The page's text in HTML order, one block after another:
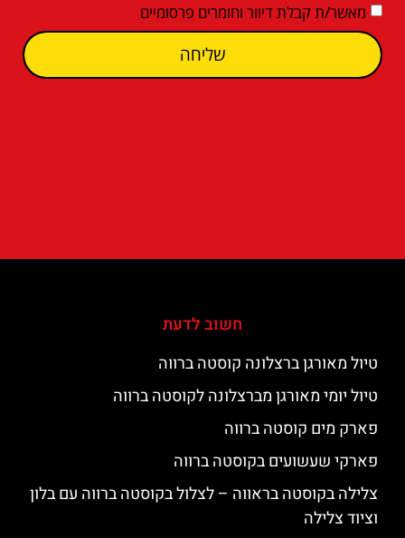
מאשר/ת קבלת דיוור וחומרים פרסומיים
שליחה
חשוב לדעת
טיול מאורגן ברצלונה קוסטה ברווה
טיול יומי מאורגן מברצלונה לקוסטה ברווה
פארק מים קוסטה ברווה
פארקי שעשועים בקוסטה ברווה
צלילה בקוסטה בראווה – לצלול בקוסטה ברווה עם בלון
וציוד צלילה